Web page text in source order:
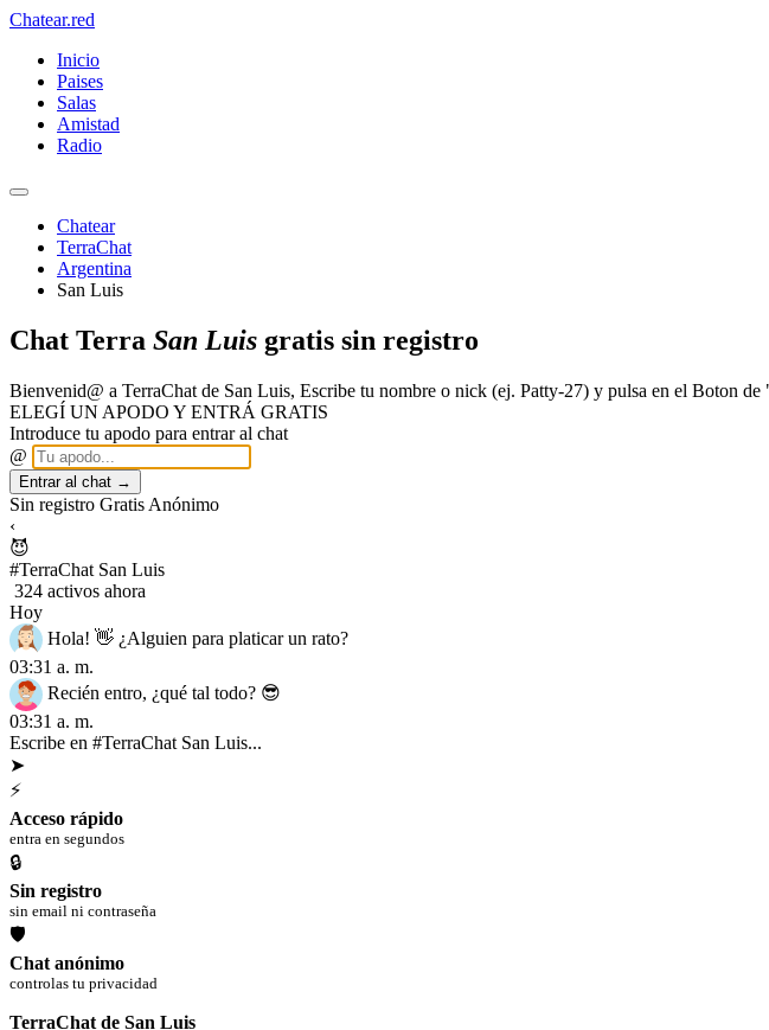
Chatear.red
Inicio
Paises
Salas
Amistad
Radio
Chatear
TerraChat
Argentina
San Luis
Chat Terra San Luis gratis sin registro
Bienvenid@ a TerraChat de San Luis, Escribe tu nombre o nick (ej. Patty-27) y pulsa en el Boton
ELEGÍ UN APODO Y ENTRÁ GRATIS
Introduce tu apodo para entrar al chat
@
Entrar al chat →
Sin registro Gratis Anónimo
‹
😈
#TerraChat San Luis
324 activos ahora
Hoy
Hola! 👋 ¿Alguien para platicar un rato?
03:31 a. m.
Recién entro, ¿qué tal todo? 😎
03:31 a. m.
Escribe en #TerraChat San Luis...
➤
⚡
Acceso rápido
entra en segundos
🔒
Sin registro
sin email ni contraseña
🛡
Chat anónimo
controlas tu privacidad
TerraChat de San Luis